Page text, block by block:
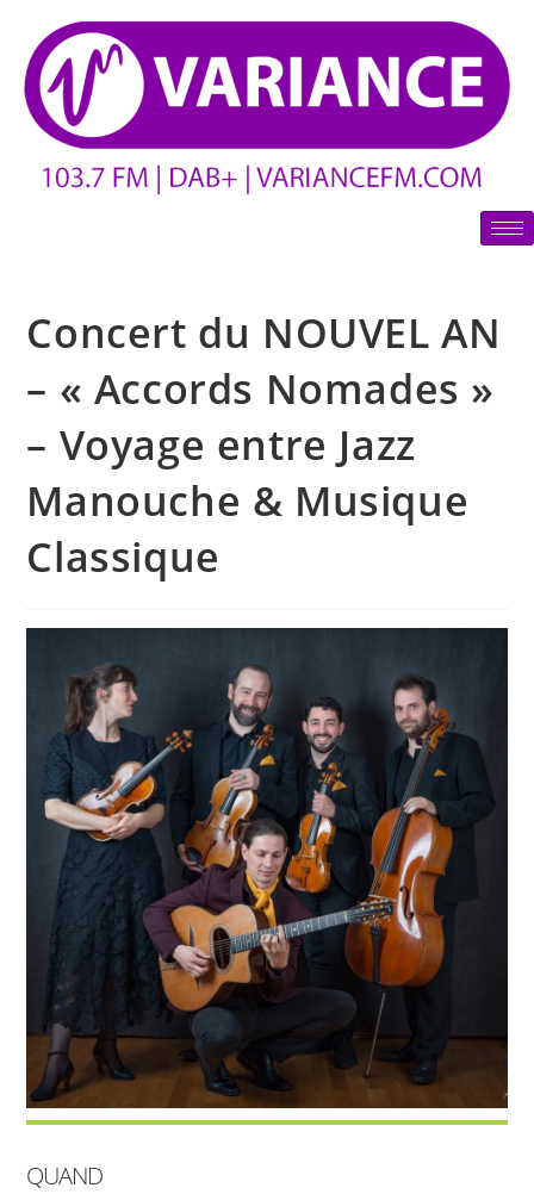
Concert du NOUVEL AN
– « Accords Nomades »
– Voyage entre Jazz
Manouche & Musique
Classique
QUAND